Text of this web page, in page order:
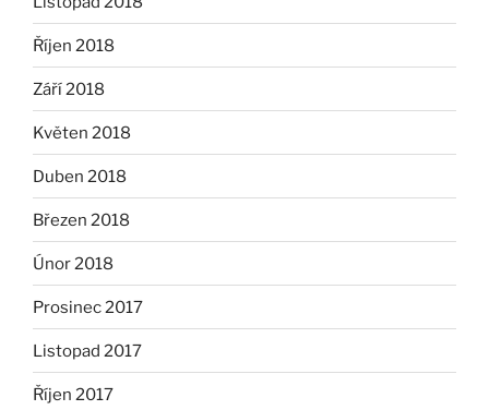
Říjen 2018
Září 2018
Květen 2018
Duben 2018
Březen 2018
Únor 2018
Prosinec 2017
Listopad 2017
Říjen 2017